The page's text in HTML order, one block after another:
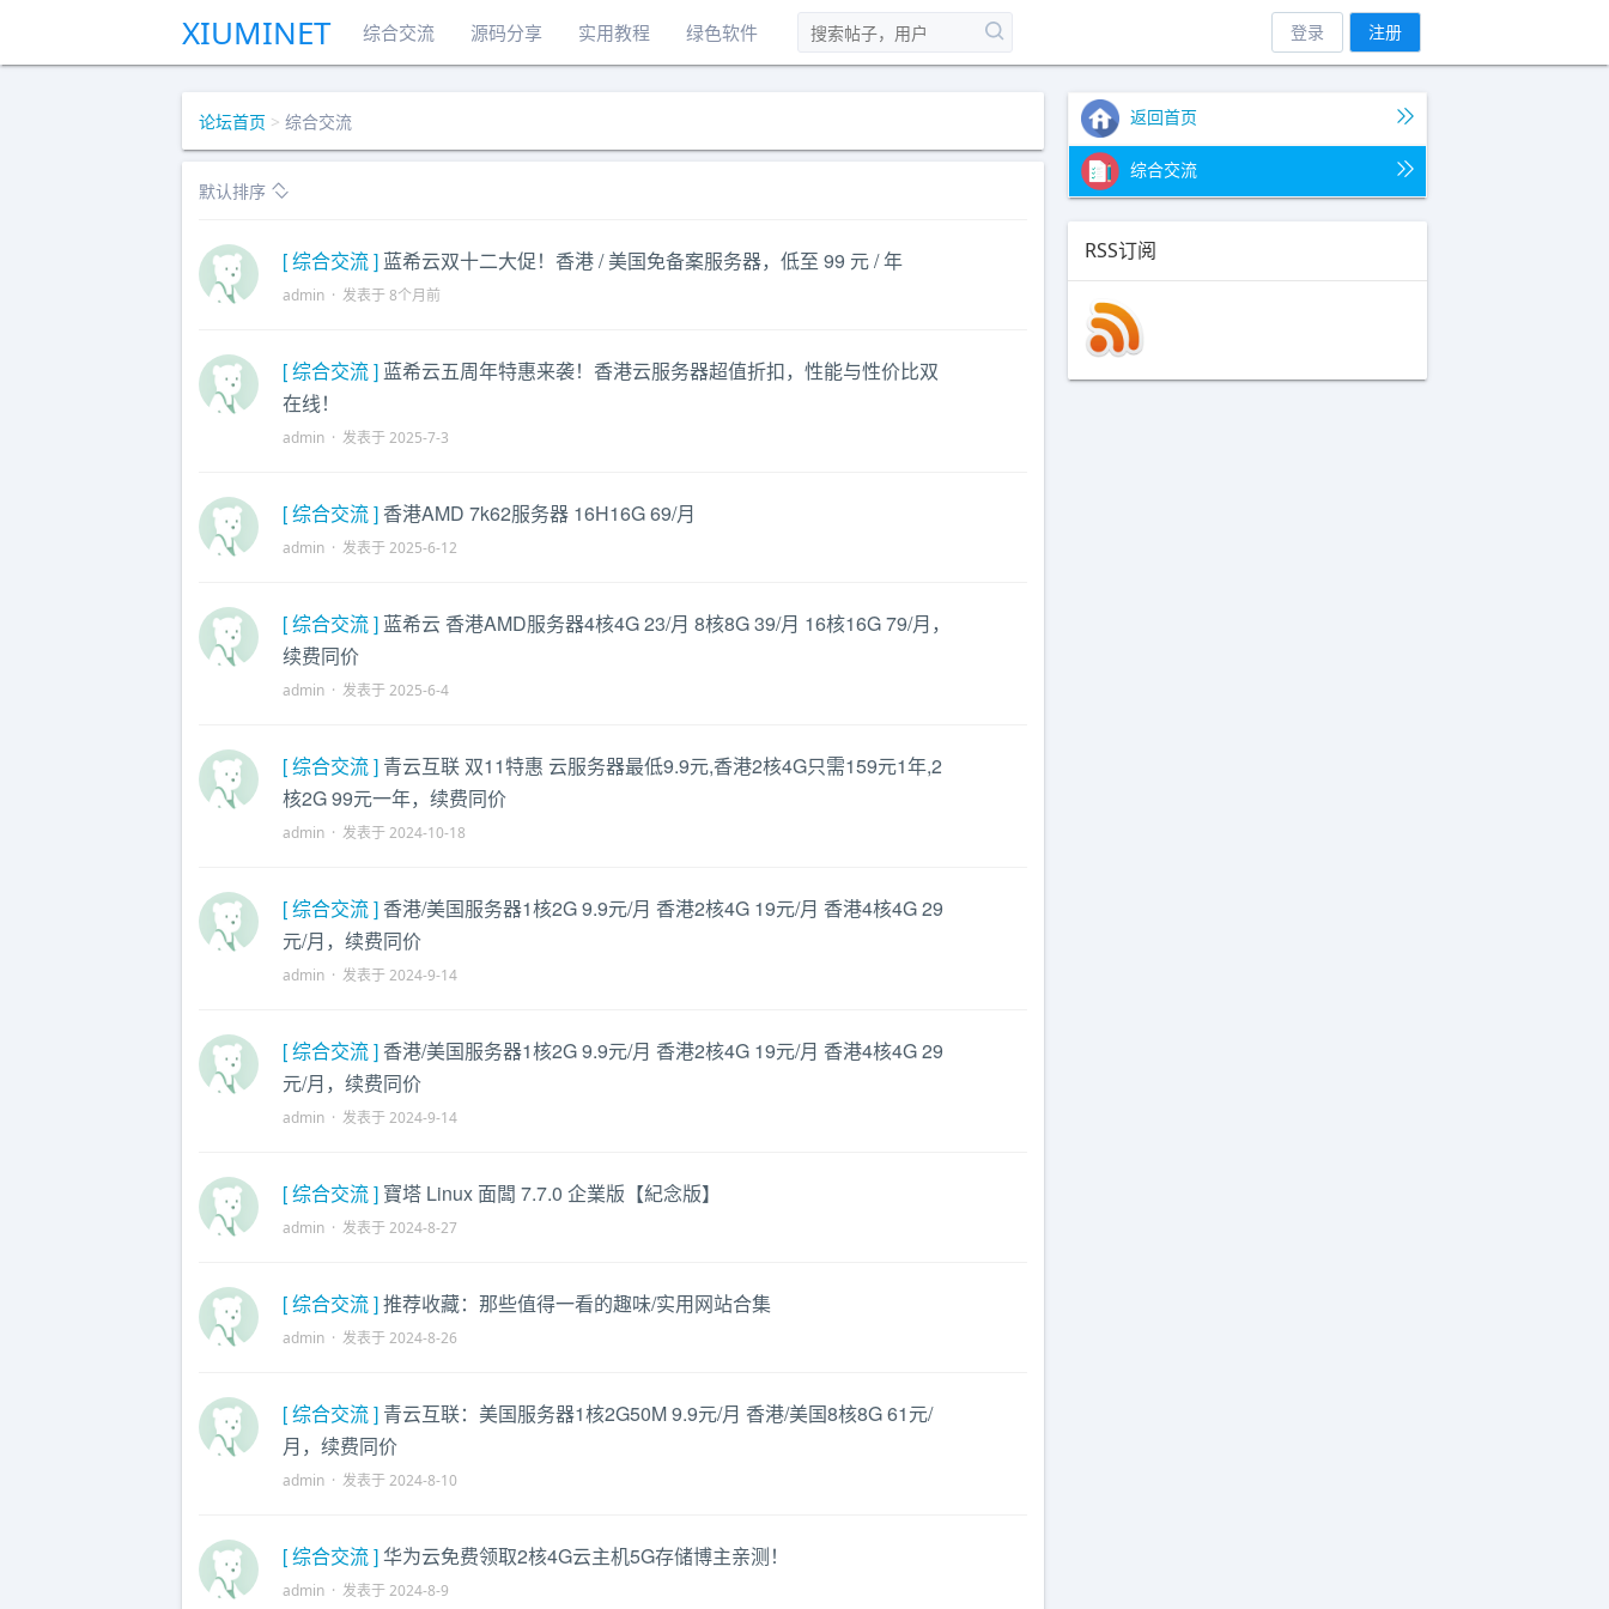
XIUMINET 综合交流 源码分享 实用教程 绿色软件 登录 注册
论坛首页 > 综合交流
默认排序
[ 综合交流 ] 蓝希云双十二大促！香港 / 美国免备案服务器，低至 99 元 / 年
admin · 发表于 8个月前
[ 综合交流 ] 蓝希云五周年特惠来袭！香港云服务器超值折扣，性能与性价比双
在线！
admin · 发表于 2025-7-3
[ 综合交流 ] 香港AMD 7k62服务器 16H16G 69/月
admin · 发表于 2025-6-12
[ 综合交流 ] 蓝希云 香港AMD服务器4核4G 23/月 8核8G 39/月 16核16G 79/月，
续费同价
admin · 发表于 2025-6-4
[ 综合交流 ] 青云互联 双11特惠 云服务器最低9.9元,香港2核4G只需159元1年,2
核2G 99元一年，续费同价
admin · 发表于 2024-10-18
[ 综合交流 ] 香港/美国服务器1核2G 9.9元/月 香港2核4G 19元/月 香港4核4G 29
元/月，续费同价
admin · 发表于 2024-9-14
[ 综合交流 ] 香港/美国服务器1核2G 9.9元/月 香港2核4G 19元/月 香港4核4G 29
元/月，续费同价
admin · 发表于 2024-9-14
[ 综合交流 ] 寶塔 Linux 面闆 7.7.0 企業版【紀念版】
admin · 发表于 2024-8-27
[ 综合交流 ]推荐收藏：那些值得一看的趣味/实用网站合集
admin · 发表于 2024-8-26
[ 综合交流 ] 青云互联：美国服务器1核2G50M 9.9元/月 香港/美国8核8G 61元/
月，续费同价
admin · 发表于 2024-8-10
[ 综合交流 ]华为云免费领取2核4G云主机5G存储博主亲测！
admin · 发表于 2024-8-9
返回首页
综合交流
RSS订阅